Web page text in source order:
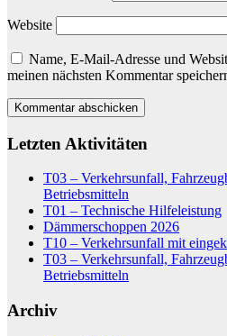
Website
Name, E-Mail-Adresse und
meinen nächsten Kommentar
Letzten Aktivitäten
T03 – Verkehrsunfall,
Betriebsmitteln
T01 – Technische Hilfeleistung
Dämmerschoppen 2026
T10 – Verkehrsunfall mit
T03 – Verkehrsunfall,
Betriebsmitteln
Archiv